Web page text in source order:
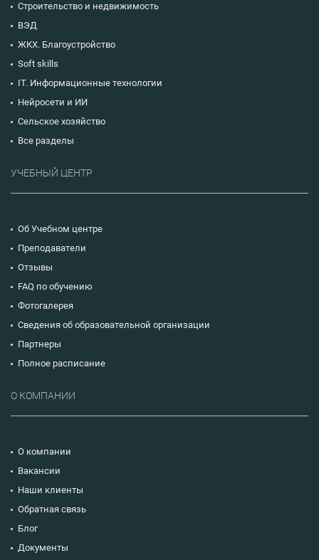
Строительство и недвижимость
ВЭД
ЖКХ. Благоустройство
Soft skills
IT. Информационные технологии
Нейросети и ИИ
Сельское хозяйство
Все разделы
УЧЕБНЫЙ ЦЕНТР
Об Учебном центре
Преподаватели
Отзывы
FAQ по обучению
Фотогалерея
Сведения об образовательной организации
Партнеры
Полное расписание
О КОМПАНИИ
О компании
Вакансии
Наши клиенты
Обратная связь
Блог
Документы